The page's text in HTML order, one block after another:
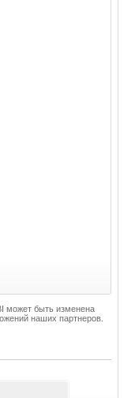
может быть изменена
наших партнеров.